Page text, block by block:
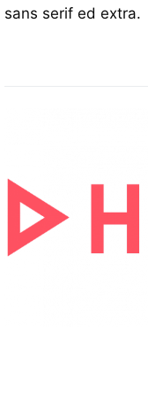
sans serif ed extra.